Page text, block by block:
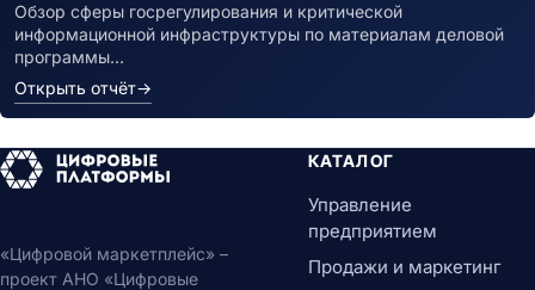
Обзор сферы госрегулирования и критической
информационной инфраструктуры по материалам деловой
программы…
Открыть отчёт→
«Цифровой маркетплейс» –
проект АНО «Цифровые
КАТАЛОГ
Управление
предприятием
Продажи и маркетинг